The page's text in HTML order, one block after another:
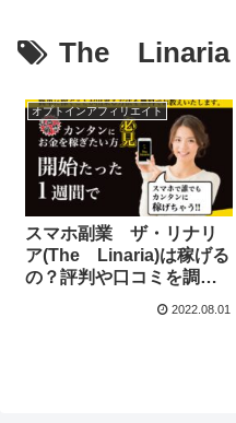
The Linaria
オプトインアフィリエイト
スマホ副業 ザ・リナリ
ア(The Linaria)は稼げる
の？評判や口コミを調査
2022.08.01